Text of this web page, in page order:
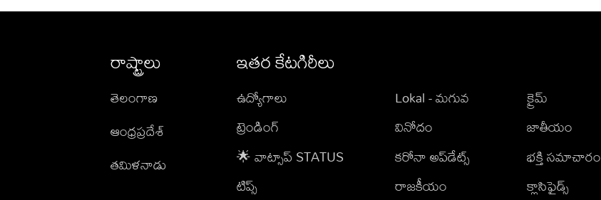
రాష్ట్రాలు
తెలంగాణ
ఆంధ్రప్రదేశ్
తమిళనాడు
ఇతర కేటగిరీలు
ఉద్యోగాలు
ట్రెండింగ్
🌟 వాట్సాప్ STATUS
టిప్స్
Lokal - మగువ
వినోదం
కరోనా అప్‌డేట్స్
రాజకీయం
క్రైమ్
జాతీయం
భక్తి సమాచారం
క్లాసిఫైడ్స్